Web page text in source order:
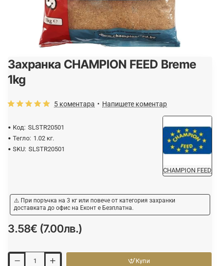
Захранка CHAMPION FEED Breme
1kg
Код: SLSTR20501
Тегло: 1.02 кг.
SKU: SLSTR20501
CHAMPION FEED
5 коментара • Напишете коментар
⚠️ При поръчка на 3 кг или повече от категория захранки
доставката до офис на Еконт е Безплатна.
3.58€ (7.00лв.)
Купи